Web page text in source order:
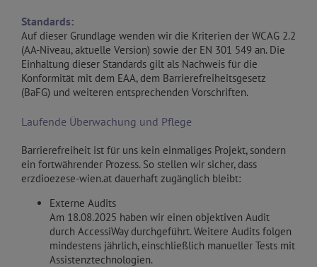
Standards:
Auf dieser Grundlage wenden wir die Kriterien der WCAG 2.2
(AA-Niveau, aktuelle Version) sowie der EN 301 549 an. Die
Einhaltung dieser Standards gilt als Nachweis für die
Konformität mit dem EAA, dem Barrierefreiheitsgesetz
(BaFG) und weiteren entsprechenden Vorschriften.
Laufende Überwachung und Pflege
Barrierefreiheit ist für uns kein einmaliges Projekt, sondern
ein fortwährender Prozess. So stellen wir sicher, dass
erzdioezese-wien.at dauerhaft zugänglich bleibt:
Externe Audits
Am 18.08.2025 haben wir einen objektiven Audit
durch AccessiWay durchgeführt. Weitere Audits folgen
mindestens jährlich, einschließlich manueller Tests mit
Assistenztechnologien.